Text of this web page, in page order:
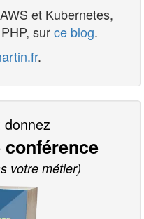
et Kubernetes,
surce blog.
.
votre métier)